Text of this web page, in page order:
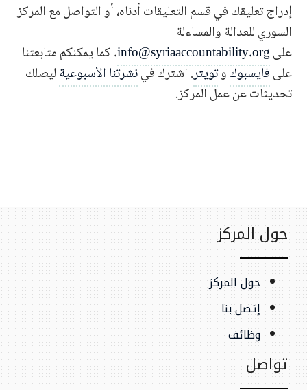
إدراج تعليقك في قسم التعليقات أدناه، أو التواصل مع المركز
السوري للعدالة والمساءلة
علىinfo@syriaaccountability.org. كما يمكنكم متابعتنا
علىفايسبوكوتويتر. اشترك فينشرتنا الأسبوعية ليصلك
تحديثات عن عمل المركز.
حول المركز
حول المركز
إتصل بنا
وظائف
تواصل